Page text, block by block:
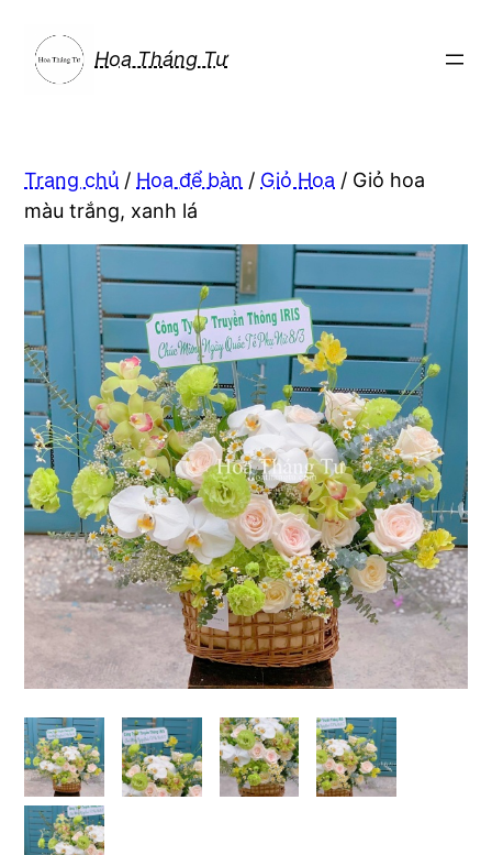
phần
Hoa Tháng Tư
Trang chủ / Hoa để bàn / Giỏ Hoa / Giỏ hoa
màu trắng, xanh lá